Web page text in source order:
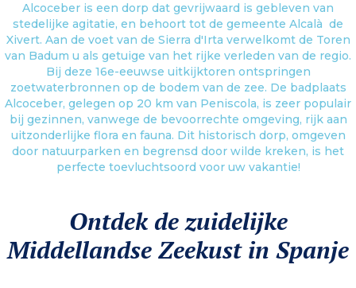
Alcoceber is een dorp dat gevrijwaard is gebleven van
stedelijke agitatie, en behoort tot de gemeente Alcalà de
Xivert. Aan de voet van de Sierra d'Irta verwelkomt de Toren
van Badum u als getuige van het rijke verleden van de regio.
Bij deze 16e-eeuwse uitkijktoren ontspringen
zoetwaterbronnen op de bodem van de zee. De badplaats
Alcoceber, gelegen op 20 km van Peniscola, is zeer populair
bij gezinnen, vanwege de bevoorrechte omgeving, rijk aan
uitzonderlijke flora en fauna. Dit historisch dorp, omgeven
door natuurparken en begrensd door wilde kreken, is het
perfecte toevluchtsoord voor uw vakantie!
Ontdek de zuidelijke
Middellandse Zeekust in Spanje